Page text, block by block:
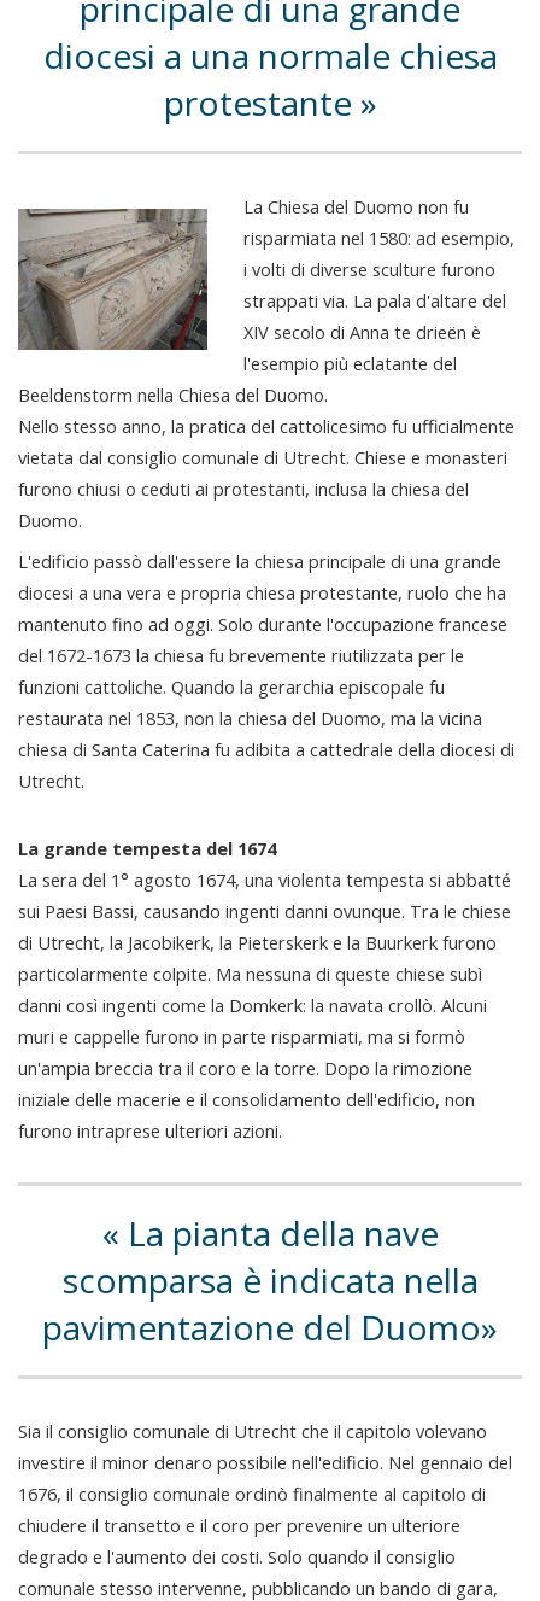
diocesi a una normale chiesa
protestante
La Chiesa del Duomo non fu
risparmiata nel 1580: ad esempio,
i volti di diverse sculture furono
strappati via. La pala d'altare del
XIV secolo di Anna te drieën è
l'esempio più eclatante del
Beeldenstorm nella Chiesa del Duomo.
Nello stesso anno, la pratica del cattolicesimo fu ufficialmente
vietata dal consiglio comunale di Utrecht. Chiese e monasteri
furono chiusi o ceduti ai protestanti, inclusa la chiesa del
Duomo.
L'edificio passò dall'essere la chiesa principale di una grande
diocesi a una vera e propria chiesa protestante, ruolo che ha
mantenuto fino ad oggi. Solo durante l'occupazione francese
del 1672-1673 la chiesa fu brevemente riutilizzata per le
funzioni cattoliche. Quando la gerarchia episcopale fu
restaurata nel 1853, non la chiesa del Duomo, ma la vicina
chiesa di Santa Caterina fu adibita a cattedrale della diocesi di
Utrecht.
La grande tempesta del 1674
La sera del 1° agosto 1674, una violenta tempesta si abbatté
sui Paesi Bassi, causando ingenti danni ovunque. Tra le chiese
di Utrecht, la Jacobikerk, la Pieterskerk e la Buurkerk furono
particolarmente colpite. Ma nessuna di queste chiese subì
danni così ingenti come la Domkerk: la navata crollò. Alcuni
muri e cappelle furono in parte risparmiati, ma si formò
un'ampia breccia tra il coro e la torre. Dopo la rimozione
iniziale delle macerie e il consolidamento dell'edificio, non
furono intraprese ulteriori azioni.
La pianta della nave
scomparsa è indicata nella
pavimentazione del Duomo
Sia il consiglio comunale di Utrecht che il capitolo volevano
investire il minor denaro possibile nell'edificio. Nel gennaio del
1676, il consiglio comunale ordinò finalmente al capitolo di
chiudere il transetto e il coro per prevenire un ulteriore
degrado e l'aumento dei costi. Solo quando il consiglio
comunale stesso intervenne, pubblicando un bando di gara,